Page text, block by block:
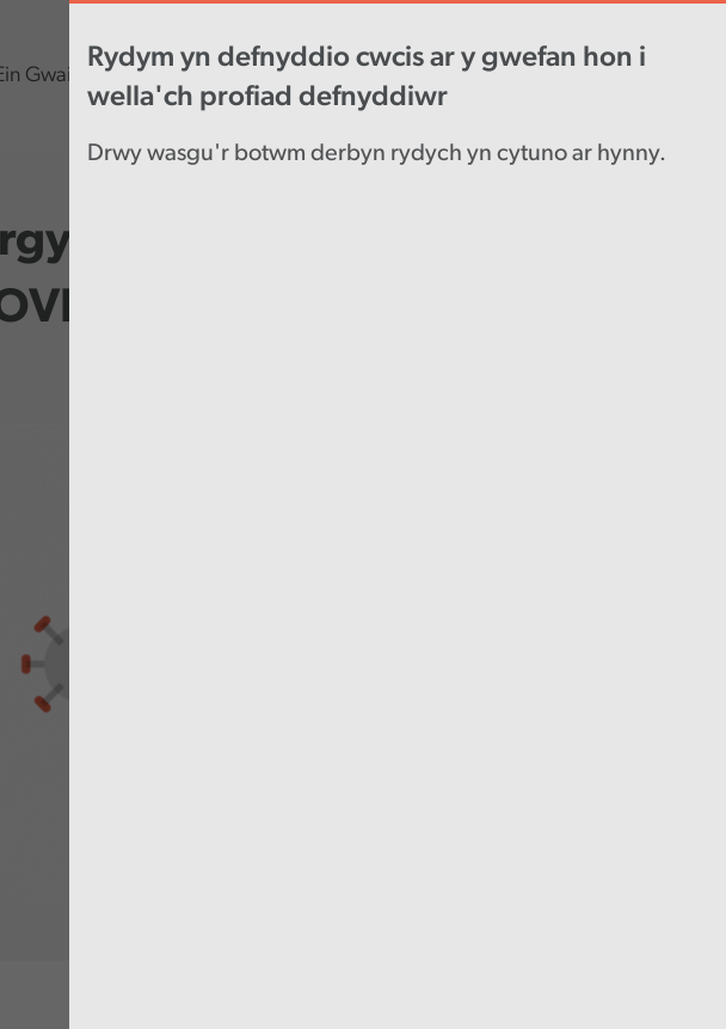
Rydym yn defnyddio cwcis ar y gwefan hon i
wella'ch profiad defnyddiwr
Drwy wasgu'r botwm derbyn rydych yn cytuno ar hynny.
Gwaith Cynnwys diweddaraf Gyrfaoedd
19